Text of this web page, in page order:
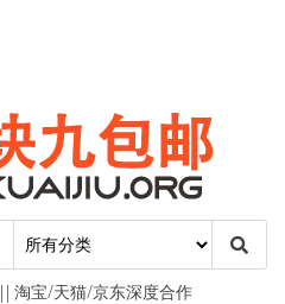
邮,9.9元包邮,九
官网
|| 淘宝/天猫/京东深度合作